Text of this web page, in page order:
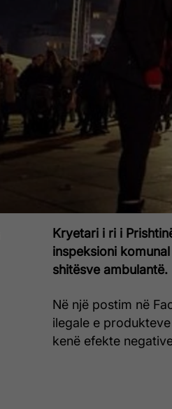
Kryetari i ri i
inspeksioni
shitësve ambulantë.
Në një postim në
ilegale e
kenë efekte